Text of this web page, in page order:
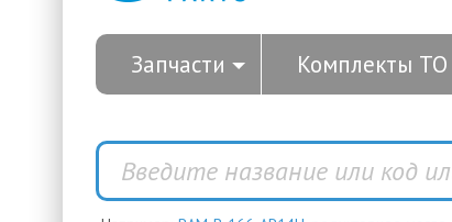
Запчасти Комплекты ТО